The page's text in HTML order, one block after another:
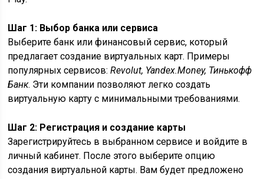
Шаг 1: Выбор банка или сервиса
Выберите банк или финансовый сервис, который
предлагает создание виртуальных карт. Примеры
популярных сервисов:Revolut, Yandex.Money, Тинькофф
Банк. Эти компании позволяют легко создать
виртуальную карту с минимальными требованиями.
Шаг 2: Регистрация и создание карты
Зарегистрируйтесь в выбранном сервисе и войдите в
личный кабинет. После этого выберите опцию
создания виртуальной карты. Вам будет предложено